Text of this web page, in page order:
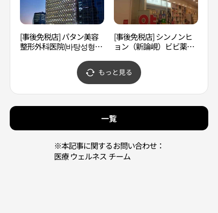
[事後免税店] パタン美容
整形外科医院(바탕성형외
[事後免税店] シンノンヒ
ョン（新論峴）ビビ薬局
もっと見る
一覧
※本記事に関するお問い合わせ：
医療 ウェルネス チーム